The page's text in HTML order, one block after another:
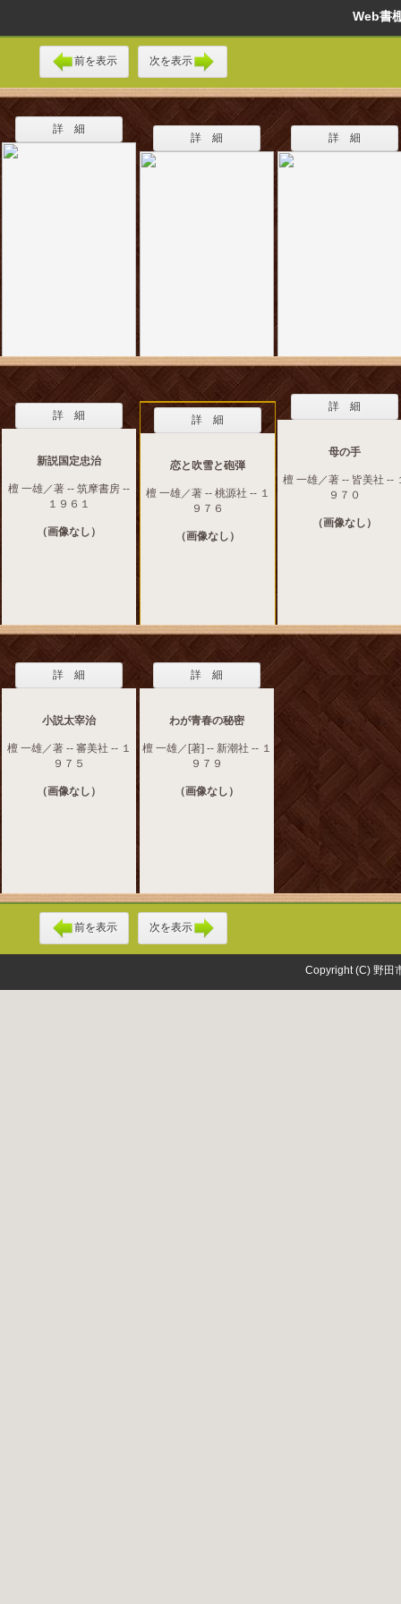
Web
前を表示 次を表示
詳 細
詳 細 詳 細
詳 細
新説国定忠治
檀 一雄／著 -- 筑摩書房 --
１９６１
（画像なし）
詳 細
恋と吹雪と砲弾
檀 一雄／著 -- 桃源社 -- １
９７６
（画像なし）
詳 細
母の手
檀 一雄／著 -- 皆美社 --
９７０
（画像なし）
詳 細
小説太宰治
檀 一雄／著 -- 審美社 -- １
９７５
（画像なし）
詳 細
わが青春の秘密
檀 一雄／[著] -- 新潮社 -- １
９７９
（画像なし）
前を表示 次を表示
Copyright (C) 野田